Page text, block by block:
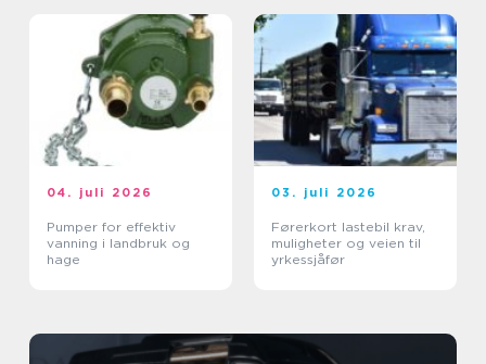
04. juli 2026
Pumper for effektiv
vanning i landbruk og
hage
03. juli 2026
Førerkort lastebil krav,
muligheter og veien til
yrkessjåfør